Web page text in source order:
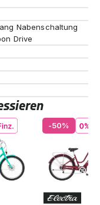
Nabenschaltung
Drive
-50%